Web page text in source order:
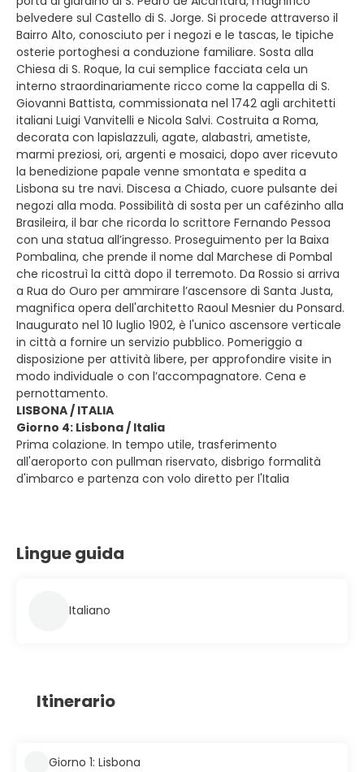
belvedere sul Castello di S. Jorge. Si procede attraverso il
Bairro Alto, conosciuto per i negozi e le tascas, le tipiche
osterie portoghesi a conduzione familiare. Sosta alla
Chiesa di S. Roque, la cui semplice facciata cela un
interno straordinariamente ricco come la cappella di S.
Giovanni Battista, commissionata nel 1742 agli architetti
italiani Luigi Vanvitelli e Nicola Salvi. Costruita a Roma,
decorata con lapislazzuli, agate, alabastri, ametiste,
marmi preziosi, ori, argenti e mosaici, dopo aver ricevuto
la benedizione papale venne smontata e spedita a
Lisbona su tre navi. Discesa a Chiado, cuore pulsante dei
negozi alla moda. Possibilità di sosta per un cafézinho alla
Brasileira, il bar che ricorda lo scrittore Fernando Pessoa
con una statua all’ingresso. Proseguimento per la Baixa
Pombalina, che prende il nome dal Marchese di Pombal
che ricostruì la città dopo il terremoto. Da Rossio si arriva
a Rua do Ouro per ammirare l’ascensore di Santa Justa,
magnifica opera dell'architetto Raoul Mesnier du Ponsard.
Inaugurato nel 10 luglio 1902, è l'unico ascensore verticale
in città a fornire un servizio pubblico. Pomeriggio a
disposizione per attività libere, per approfondire visite in
modo individuale o con l’accompagnatore. Cena e
pernottamento.
LISBONA / ITALIA
Giorno 4: Lisbona / Italia
Prima colazione. In tempo utile, trasferimento
all'aeroporto con pullman riservato, disbrigo formalità
d'imbarco e partenza con volo diretto per l'Italia
Lingue guida
Italiano
Itinerario
Giorno 1: Lisbona